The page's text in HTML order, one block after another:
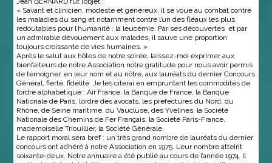
« Savant et clinicien, modeste et généreux, il se voue au combat contre
les maladies du sang et notamment contre l’un des fléaux les plus
redoutables pour l’humanité : la leucémie. Par ses découvertes et par
un admirable dévouement aux malades, il sauve une proportion
toujours croissante de vies humaines. »
Après le salut aux hôtes de notre soirée, laissez-moi exprimer aux
bienfaiteurs de notre Association notre gratitude pour nous avoir permis
de témoigner, en leur nom et au nôtre, aux lauréats du dernier Concours
Général, fierté, fidélité. Je les citerai en empruntant les commodités de
l’ordre alphabétique : Air France, la Banque de France, la Banque
Nationale de Paris, l’ordre des avocats, les préfectures du Nord, du
Rhône, de Seine maritime, du Vaucluse, des Yvelines, la Société
Nationale des Chemins de Fer Français, la Société Paris-France,
mademoiselle Triouillier, la Société Générale.
Le rapport moral sera bref : un très grand nombre de lauréats du dernier
concours ont adhéré à notre Association en 1975. Leur nombre atteint
soixante-deux. Notre annuaire a été publié au cours de l’année 1974. Il